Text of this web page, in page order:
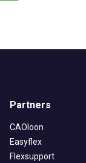
Partners
CAOloon
Easyflex
Flexsupport